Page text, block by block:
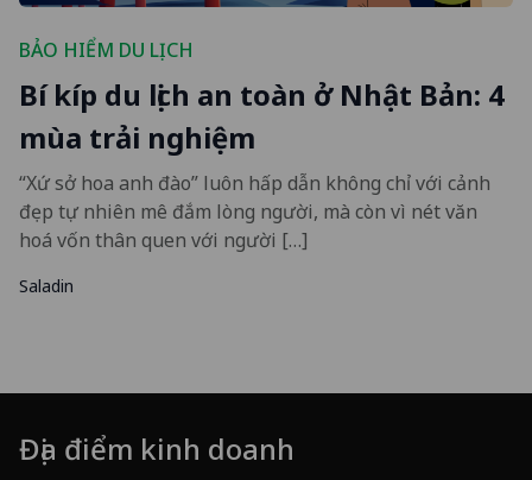
BẢO HIỂM DU LỊCH
Bí kíp du lịch an toàn ở Nhật Bản: 4
mùa trải nghiệm
“Xứ sở hoa anh đào” luôn hấp dẫn không chỉ với cảnh
đẹp tự nhiên mê đắm lòng người, mà còn vì nét văn
hoá vốn thân quen với người […]
Saladin
Địa điểm kinh doanh